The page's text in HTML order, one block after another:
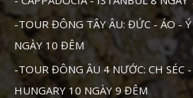
-TOUR ĐÔNG TÂY ÂU: ĐỨC - ÁO -
NGÀY 10 ĐÊM
-TOUR ĐÔNG ÂU 4 NƯỚC: CH SÉC
HUNGARY 10 NGÀY 9 ĐÊM